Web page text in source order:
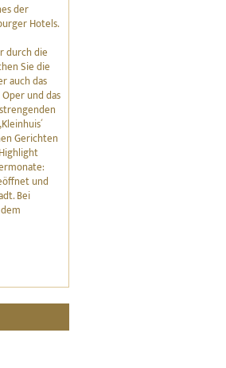
der
Hotels.
durch die
Sie die
auch das
und das
Gerichten
und
Bei